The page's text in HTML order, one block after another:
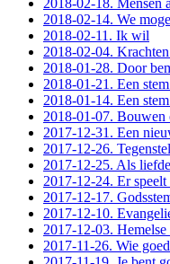
2018-02-18. Mensen
2018-02-14. We
2018-02-11. Ik wil
2018-02-04.
2018-01-28. Door
2018-01-21. Een
2018-01-14. Een
2018-01-07. Bouwen
2017-12-31. Een
2017-12-26.
2017-12-25. Als
2017-12-24. Er
2017-12-17.
2017-12-10.
2017-12-03.
2017-11-26. Wie